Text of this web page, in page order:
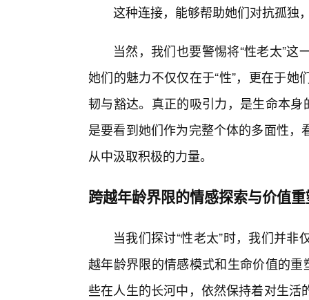
这种连接，能够帮助她们对抗孤独
当然，我们也要警惕将“性老太”
她们的魅力不仅仅在于“性”，更在于
韧与豁达。真正的吸引力，是生命本
是要看到她们作为完整个体的多面性
从中汲取积极的力量。
跨越年龄界限的情感探索与价值
当我们探讨“性老太”时，我们并
越年龄界限的情感模式和生命价值的
些在人生的长河中，依然保持着对生